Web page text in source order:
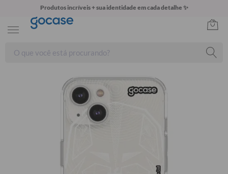
Produtos incríveis + sua identidade em cada detalhe ✨